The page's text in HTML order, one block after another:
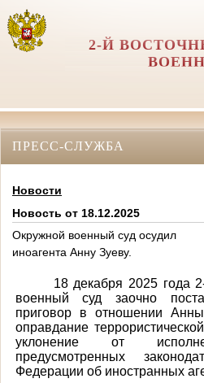
2-Й
ПРЕСС-СЛУЖБА
Новости
Новость от 18.12.2025
Окружной военный суд осудил
иноагента Анну Зуеву.
18 декабря 2025 года
военный суд заочно
приговор в отношении
оправдание
уклонение от
предусмотренных
Федерации об иностранных